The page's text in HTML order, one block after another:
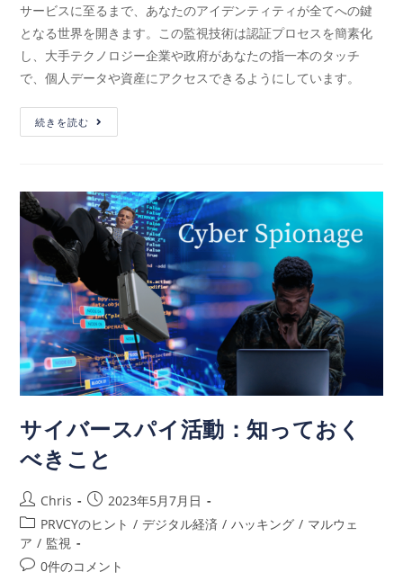
サービスに至るまで、あなたのアイデンティティが全てへの鍵
となる世界を開きます。この監視技術は認証プロセスを簡素化
し、大手テクノロジー企業や政府があなたの指一本のタッチ
で、個人データや資産にアクセスできるようにしています。
続きを読む
サイバースパイ活動：知っておく
べきこと
Chris
2023年5月7月日
PRVCYのヒント / デジタル経済 / ハッキング / マルウェ
ア / 監視
0件のコメント